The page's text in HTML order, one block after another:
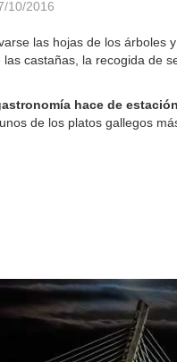
10/2016
las hojas de los árboles
castañas, la recogida de
hace de
de los platos gallegos